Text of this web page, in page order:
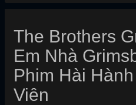
The Brothers
Em Nhà
Phim Hài
Viên